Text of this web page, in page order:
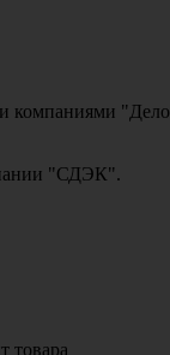
компаниями
"СДЭК".
товара